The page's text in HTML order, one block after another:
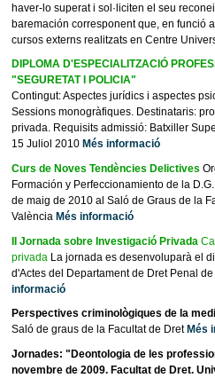
haver-lo superat i sol·liciten el seu
baremación corresponent que, en funció
cursos externs realitzats en Centre
DIPLOMA D'ESPECIALITZACIÓ
"SEGURETAT I POLICIA"
Contingut: Aspectes jurídics i aspectes
Sessions monogràfiques. Destinataris:
privada. Requisits admissió: Batxiller
15 Juliol 2010 Més informació
Curs de Noves Tendències Delictives
Formación y Perfeccionamiento de la
de maig de 2010 al Saló de Graus de la
València Més informació
II Jornada sobre Investigació Privada
privada La jornada es desenvoluparà el
d'Actes del Departament de Dret Penal
informació
Perspectives criminològiques de la
Saló de graus de la Facultat de Dret Més
Jornades: "Deontologia de les
novembre de 2009. Facultat de Dret.